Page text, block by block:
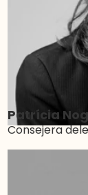
Patrícia
Consejera